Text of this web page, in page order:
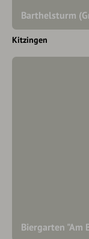
Barthelsturm
Kitzingen
Biergarten "Am